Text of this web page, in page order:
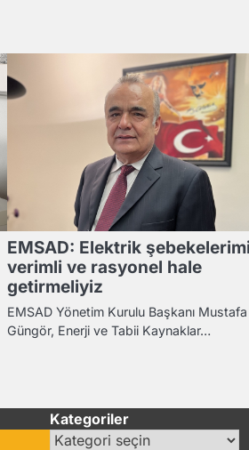
EMSAD: Elektrik
verimli ve rasyonel hale
getirmeliyiz
EMSAD Yönetim Kurulu Başkanı Mustafa
Güngör, Enerji ve Tabii Kaynaklar…
Kategoriler
Kategoriler